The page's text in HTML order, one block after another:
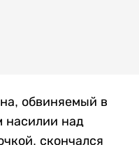
обвиняемый в
насилии над
скончался